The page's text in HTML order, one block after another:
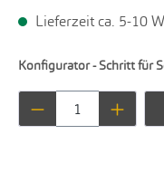
Lieferzeit ca. 5-10
Konfigurator - Schritt für
Produkt